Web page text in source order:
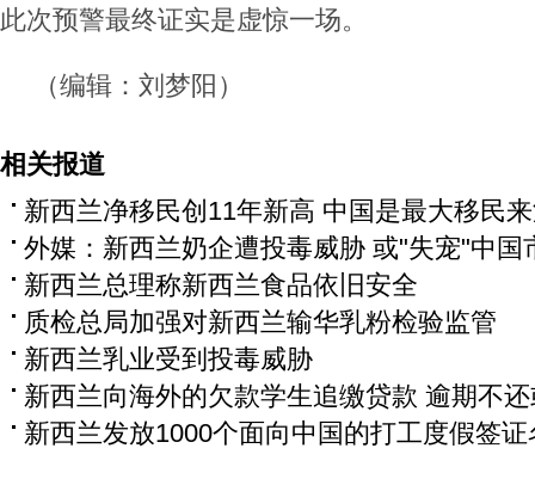
此次预警最终证实是虚惊一场。
（编辑：刘梦阳）
相关报道
新西兰净移民创11年新高 中国是最大移民
外媒：新西兰奶企遭投毒威胁 或"失宠"中国
新西兰总理称新西兰食品依旧安全
质检总局加强对新西兰输华乳粉检验监管
新西兰乳业受到投毒威胁
新西兰向海外的欠款学生追缴贷款 逾期不
新西兰发放1000个面向中国的打工度假签证